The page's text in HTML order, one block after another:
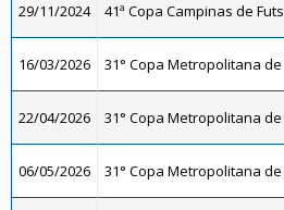
29/11/2024 41ª Copa Campinas de
16/03/2026 31° Copa Metropolitana de
22/04/2026 31° Copa Metropolitana de
06/05/2026 31° Copa Metropolitana de